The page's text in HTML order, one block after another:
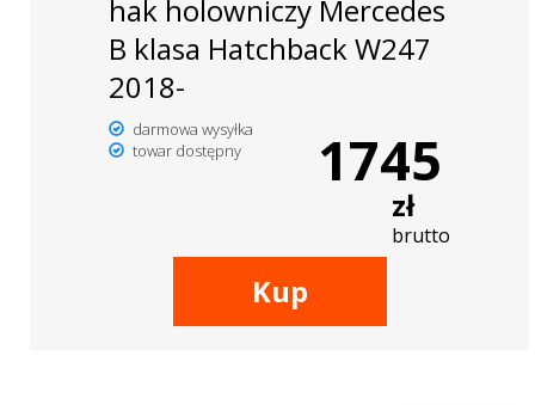
hak holowniczy Mercedes
B klasa Hatchback W247
2018-
darmowa wysyłka
towar dostępny
1745
zł
brutto
Kup